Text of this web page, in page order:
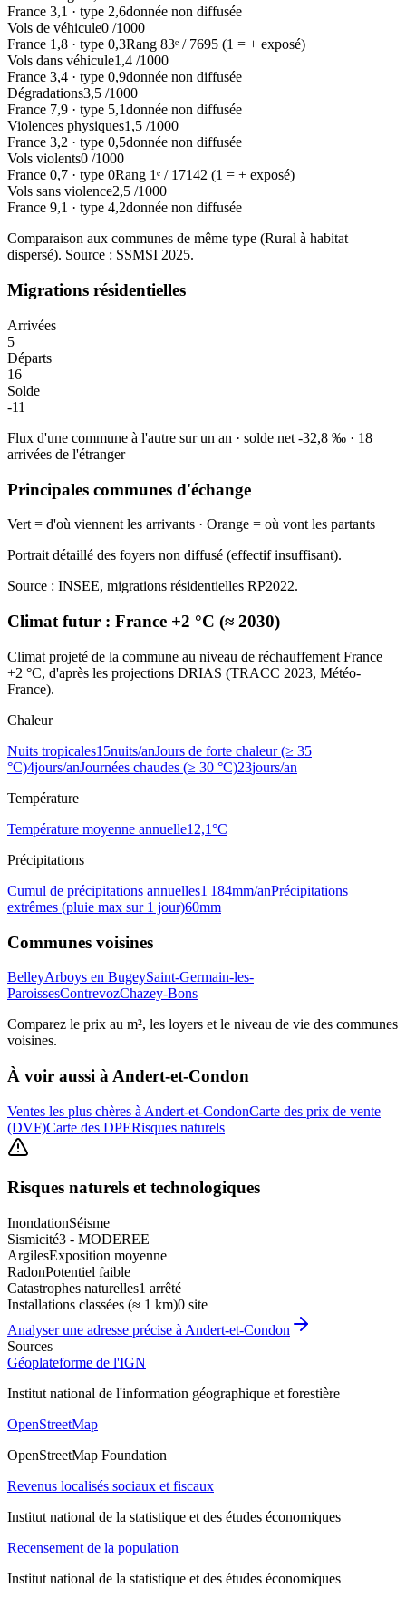
France 3,1 · type 2,6donnée non diffusée
Vols de véhicule0 /1000
France 1,8 · type 0,3Rang 83ᵉ / 7695 (1 = + exposé)
Vols dans véhicule1,4 /1000
France 3,4 · type 0,9donnée non diffusée
Dégradations3,5 /1000
France 7,9 · type 5,1donnée non diffusée
Violences physiques1,5 /1000
France 3,2 · type 0,5donnée non diffusée
Vols violents0 /1000
France 0,7 · type 0Rang 1ᵉ / 17142 (1 = + exposé)
Vols sans violence2,5 /1000
France 9,1 · type 4,2donnée non diffusée
Comparaison aux communes de même type (Rural à habitat
dispersé). Source : SSMSI 2025.
Migrations résidentielles
Arrivées
5
Départs
16
Solde
-11
Flux d'une commune à l'autre sur un an · solde net -32,8 ‰ · 18
arrivées de l'étranger
Principales communes d'échange
Vert = d'où viennent les arrivants · Orange = où vont les partants
Portrait détaillé des foyers non diffusé (effectif insuffisant).
Source : INSEE, migrations résidentielles RP2022.
Climat futur : France +2 °C (≈ 2030)
Climat projeté de la commune au niveau de réchauffement France
+2 °C, d'après les projections DRIAS (TRACC 2023, Météo-
France).
Chaleur
Nuits tropicales15nuits/anJours de forte chaleur (≥ 35
°C)4jours/anJournées chaudes (≥ 30 °C)23jours/an
Température
Température moyenne annuelle12,1°C
Précipitations
Cumul de précipitations annuelles1 184mm/anPrécipitations
extrêmes (pluie max sur 1 jour)60mm
Communes voisines
BelleyArboys en BugeySaint-Germain-les-
ParoissesContrevozChazey-Bons
Comparez le prix au m², les loyers et le niveau de vie des communes
voisines.
À voir aussi à Andert-et-Condon
Ventes les plus chères à Andert-et-CondonCarte des prix de vente
(DVF)Carte des DPERisques naturels
Risques naturels et technologiques
InondationSéisme
Sismicité3 - MODEREE
ArgilesExposition moyenne
RadonPotentiel faible
Catastrophes naturelles1 arrêté
Installations classées (≈ 1 km)0 site
Analyser une adresse précise à Andert-et-Condon
Sources
Géoplateforme de l'IGN
Institut national de l'information géographique et forestière
OpenStreetMap
OpenStreetMap Foundation
Revenus localisés sociaux et fiscaux
Institut national de la statistique et des études économiques
Recensement de la population
Institut national de la statistique et des études économiques